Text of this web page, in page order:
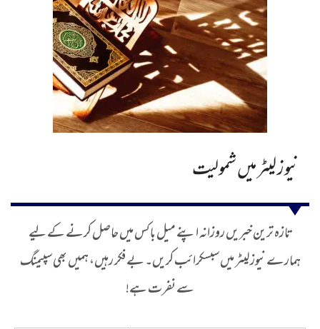
نیوز لیٹر میں شمولیت
تازہ ترین خبریں روزانہ اپنے میل باکس میں حاصل کرنے کے لیے
ہمارے نیوز لیٹر میں سبسکرائب کریں۔ بے فکر رہیں، ہمیں بھی سپیمنگ
سے نفرت ہے!